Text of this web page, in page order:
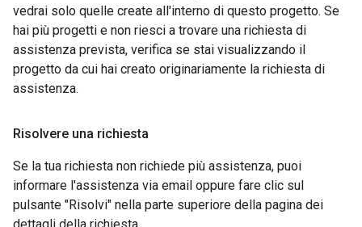
vedrai solo quelle create all'interno di questo progetto. Se
hai più progetti e non riesci a trovare una richiesta di
assistenza prevista, verifica se stai visualizzando il
progetto da cui hai creato originariamente la richiesta di
assistenza.
Risolvere una richiesta
Se la tua richiesta non richiede più assistenza, puoi
informare l'assistenza via email oppure fare clic sul
pulsante "Risolvi" nella parte superiore della pagina dei